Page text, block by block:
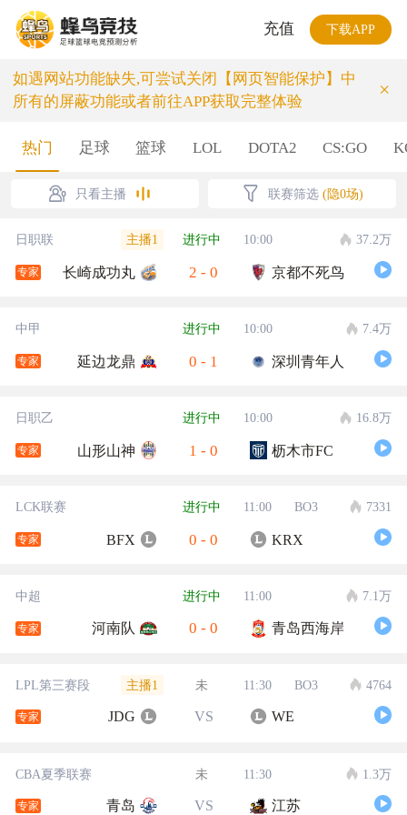
充值 下载APP
如遇网站功能缺失,可尝试关闭【网页智能保护】中
所有的屏蔽功能或者前往APP获取完整体验
×
热门 足球 篮球 LOL DOTA2 CS:GO
只看主播 联赛筛选 (隐0场)
日职联 主播1 进行中 10:00 37.2万
专家 长崎成功丸 2 - 0 京都不死鸟
中甲 进行中 10:00 7.4万
专家 延边龙鼎 0 - 1 深圳青年人
日职乙 进行中 10:00 16.8万
专家 山形山神 1 - 0 枥木市FC
LCK联赛 进行中 11:00 BO3 7331
专家 BFX 0 - 0 KRX
中超 进行中 11:00 7.1万
专家 河南队 0 - 0 青岛西海岸
LPL第三赛段 主播1 未 11:30 BO3 4764
专家 JDG VS WE
CBA夏季联赛 未 11:30 1.3万
专家 青岛 VS 江苏